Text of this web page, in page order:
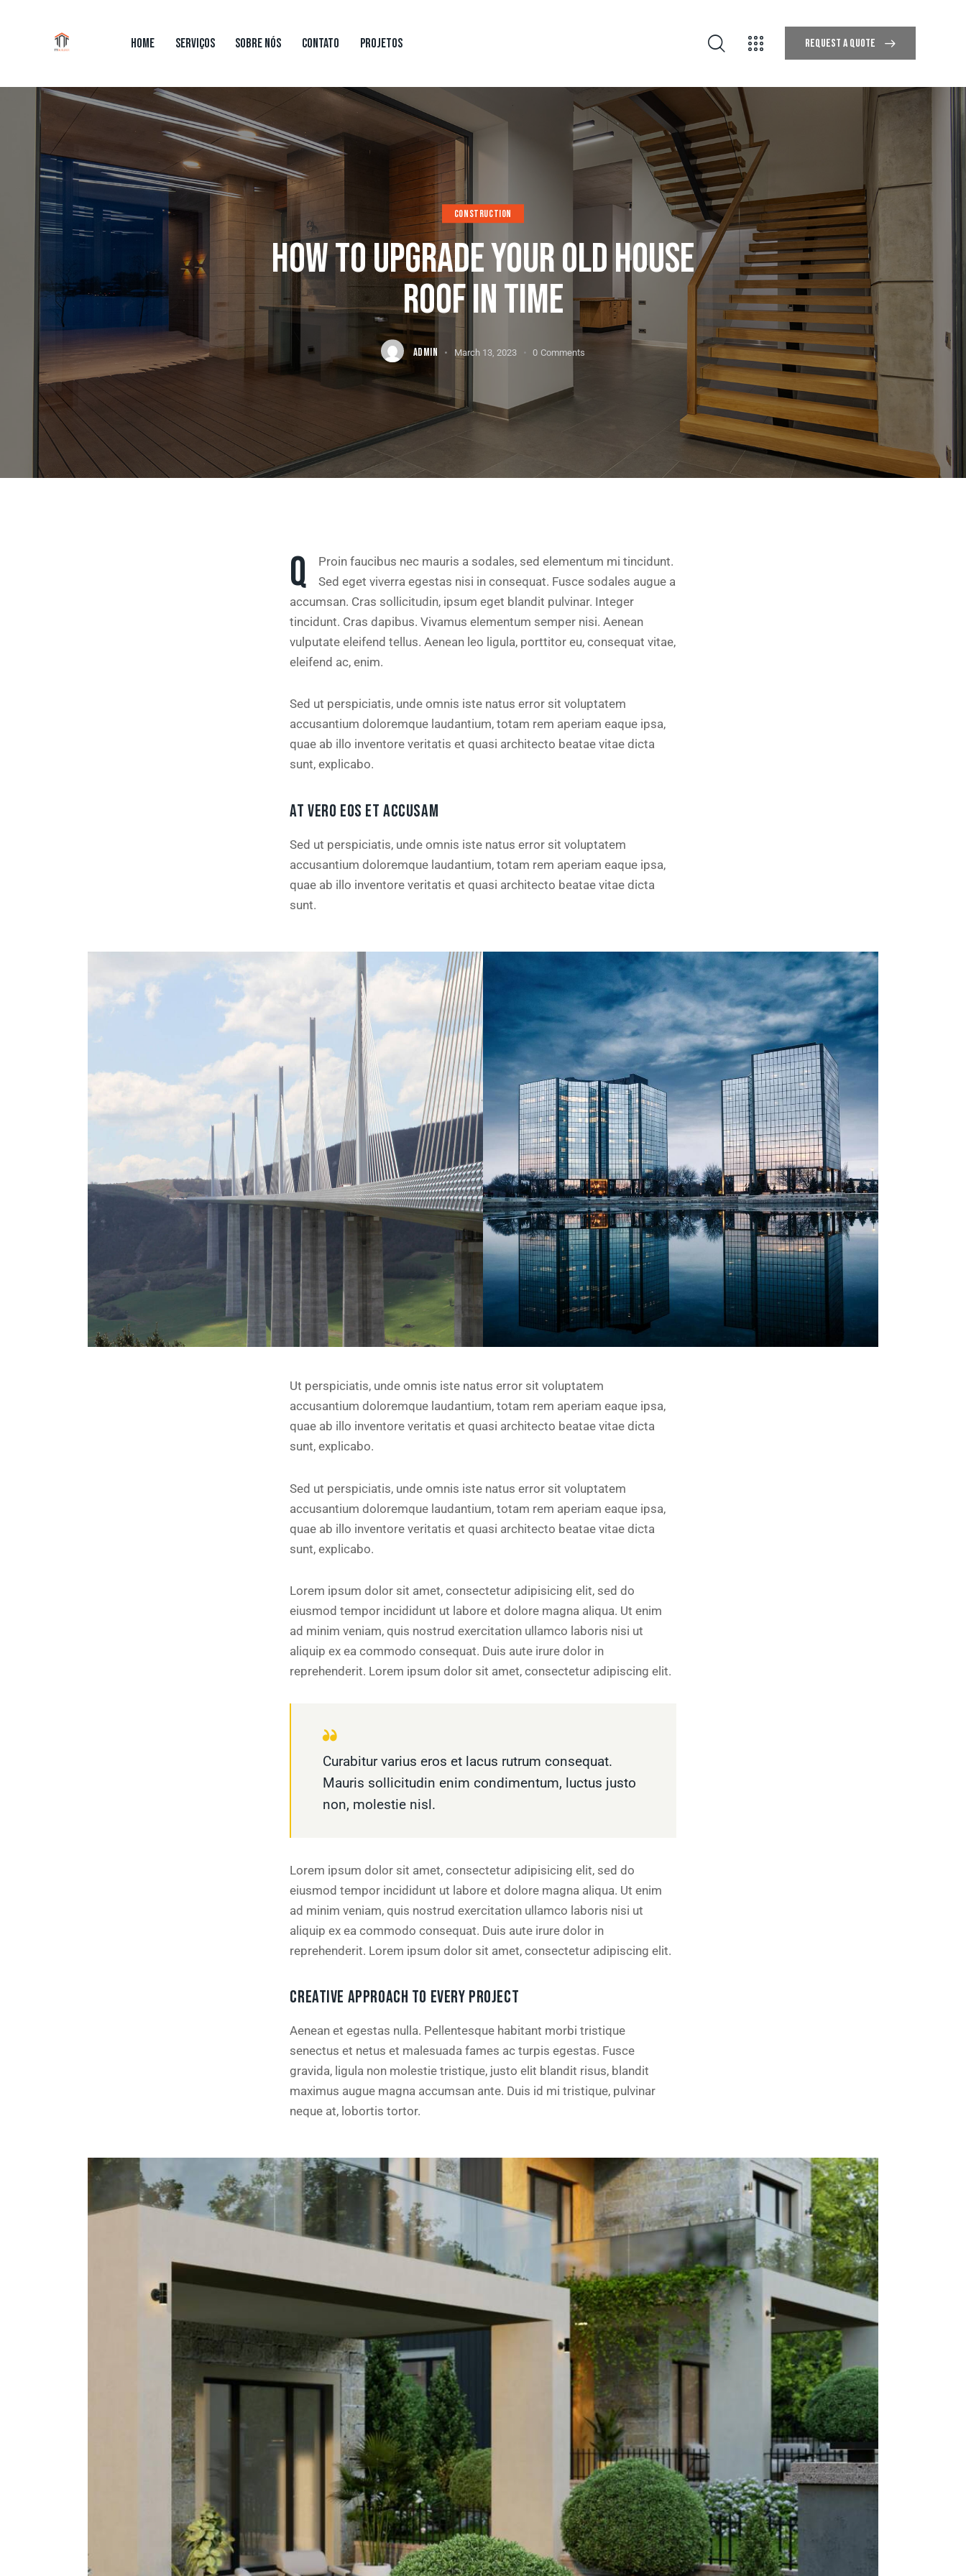
HOME SERVIÇOS SOBRE NÓS CONTATO PROJETOS REQUEST A QUOTE
HOME SERVIÇOS SOBRE NÓS REQUEST A QUOTE
CONSTRUCTION
HOW TO UPGRADE YOUR OLD HOUSE
ROOF IN TIME
ADMIN March 13, 2023 0 Comments
Q
Proin faucibus nec mauris a sodales, sed elementum mi tincidunt.
Sed eget viverra egestas nisi in consequat. Fusce sodales augue a
accumsan. Cras sollicitudin, ipsum eget blandit pulvinar. Integer
tincidunt. Cras dapibus. Vivamus elementum semper nisi. Aenean
vulputate eleifend tellus. Aenean leo ligula, porttitor eu, consequat vitae,
eleifend ac, enim.
Sed ut perspiciatis, unde omnis iste natus error sit voluptatem
accusantium doloremque laudantium, totam rem aperiam eaque ipsa,
quae ab illo inventore veritatis et quasi architecto beatae vitae dicta
sunt, explicabo.
AT VERO EOS ET ACCUSAM
Sed ut perspiciatis, unde omnis iste natus error sit voluptatem
accusantium doloremque laudantium, totam rem aperiam eaque ipsa,
quae ab illo inventore veritatis et quasi architecto beatae vitae dicta
sunt.
Ut perspiciatis, unde omnis iste natus error sit voluptatem
accusantium doloremque laudantium, totam rem aperiam eaque ipsa,
quae ab illo inventore veritatis et quasi architecto beatae vitae dicta
sunt, explicabo.
Sed ut perspiciatis, unde omnis iste natus error sit voluptatem
accusantium doloremque laudantium, totam rem aperiam eaque ipsa,
quae ab illo inventore veritatis et quasi architecto beatae vitae dicta
sunt, explicabo.
Lorem ipsum dolor sit amet, consectetur adipisicing elit, sed do
eiusmod tempor incididunt ut labore et dolore magna aliqua. Ut enim
ad minim veniam, quis nostrud exercitation ullamco laboris nisi ut
aliquip ex ea commodo consequat. Duis aute irure dolor in
reprehenderit. Lorem ipsum dolor sit amet, consectetur adipiscing elit.
Curabitur varius eros et lacus rutrum consequat.
Mauris sollicitudin enim condimentum, luctus justo
non, molestie nisl.
Lorem ipsum dolor sit amet, consectetur adipisicing elit, sed do
eiusmod tempor incididunt ut labore et dolore magna aliqua. Ut enim
ad minim veniam, quis nostrud exercitation ullamco laboris nisi ut
aliquip ex ea commodo consequat. Duis aute irure dolor in
reprehenderit. Lorem ipsum dolor sit amet, consectetur adipiscing elit.
CREATIVE APPROACH TO EVERY PROJECT
Aenean et egestas nulla. Pellentesque habitant morbi tristique
senectus et netus et malesuada fames ac turpis egestas. Fusce
gravida, ligula non molestie tristique, justo elit blandit risus, blandit
maximus augue magna accumsan ante. Duis id mi tristique, pulvinar
neque at, lobortis tortor.